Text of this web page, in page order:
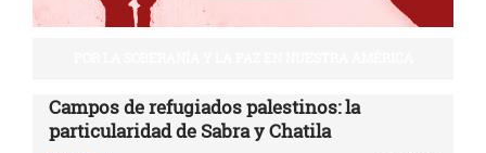
Campos de refugiados palestinos: la
particularidad de Sabra y Chatila